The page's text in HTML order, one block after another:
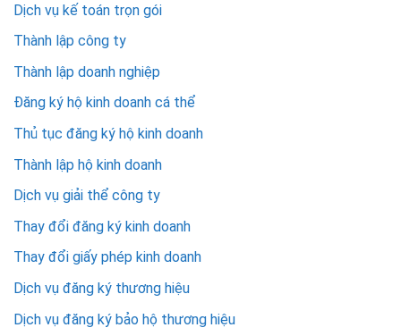
Dịch vụ kế toán trọn gói
Thành lập công ty
Thành lập doanh nghiệp
Đăng ký hộ kinh doanh cá thể
Thủ tục đăng ký hộ kinh doanh
Thành lập hộ kinh doanh
Dịch vụ giải thể công ty
Thay đổi đăng ký kinh doanh
Thay đổi giấy phép kinh doanh
Dịch vụ đăng ký thương hiệu
Dịch vụ đăng ký bảo hộ thương hiệu